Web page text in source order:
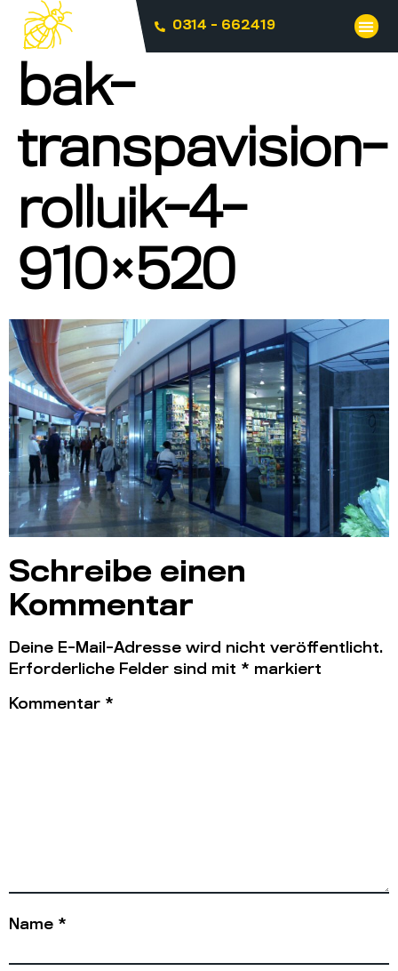
0314 - 662419
bak-
transpavision-
rolluik-4-
910×520
Schreibe einen
Kommentar
Deine E-Mail-Adresse wird nicht veröffentlicht.
Erforderliche Felder sind mit * markiert
Kommentar *
Name *